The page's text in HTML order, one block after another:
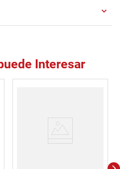
Interesar